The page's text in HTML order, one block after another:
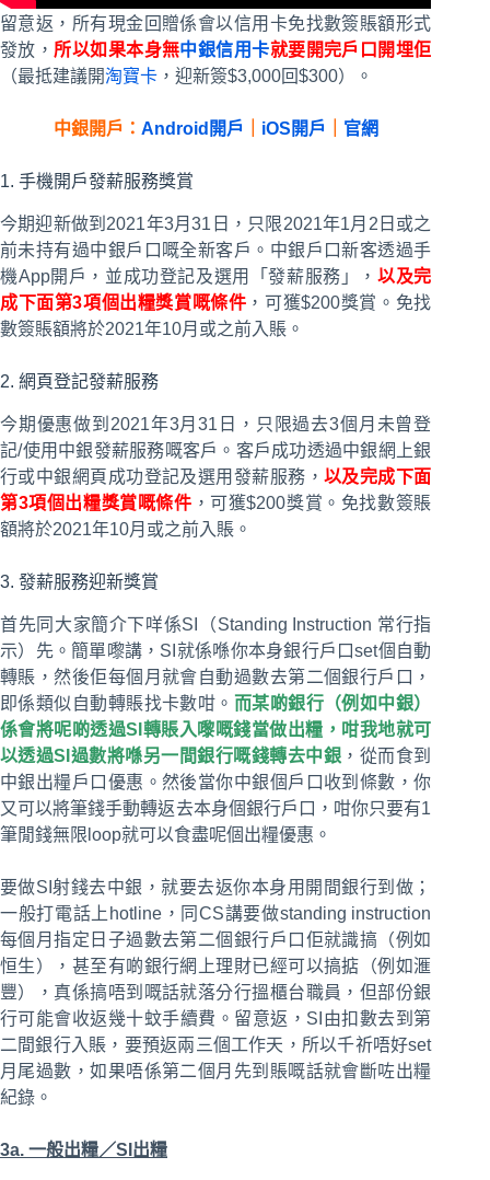
留意返，所有現金回贈係會以信用卡免找數簽賬額形式
發放， 所以如果本身無中銀信用卡就要開完戶口開埋佢
（最抵建議開淘寶卡 ，迎新簽$3,000回$300）。
中銀開戶： Android開戶 iOS開戶 官網
1. 手機開戶發薪服務獎賞
今期迎新做到2021年3月31日，只限2021年1月2日或之
前未持有過中銀戶口嘅全新客戶。中銀戶口新客透過手
機App開戶，並成功登記及選用「發薪服務」，以及完
成下面第3項個出糧獎賞嘅條件 ，可獲$200獎賞。免找
數簽賬額將於2021年10月或之前入賬。
2. 網頁登記發薪服務
今期優惠做到2021年3月31日，只限過去3個月未曾登
記/使用中銀發薪服務嘅客戶。客戶成功透過中銀網上銀
行或中銀網頁成功登記及選用發薪服務，以及完成下面
第3項個出糧獎賞嘅條件 ，可獲$200獎賞。免找數簽賬
額將於2021年10月或之前入賬。
3. 發薪服務迎新獎賞
首先同大家簡介下咩係SI（Standing Instruction 常行指
示）先。簡單嚟講，SI就係喺你本身銀行戶口set個自動
轉賬，然後佢每個月就會自動過數去第二個銀行戶口，
即係類似自動轉賬找卡數咁。 而某啲銀行（例如中銀）
係會將呢啲透過SI轉賬入嚟嘅錢當做出糧，咁我地就可
以透過SI過數將喺另一間銀行嘅錢轉去中銀 ，從而食到
中銀出糧戶口優惠。然後當你中銀個戶口收到條數，你
又可以將筆錢手動轉返去本身個銀行戶口，咁你只要有1
筆閒錢無限loop就可以食盡呢個出糧優惠。
要做SI射錢去中銀，就要去返你本身用開間銀行到做；
一般打電話上hotline，同CS講要做standing instruction
每個月指定日子過數去第二個銀行戶口佢就識搞（例如
恒生），甚至有啲銀行網上理財已經可以搞掂（例如滙
豐），真係搞唔到嘅話就落分行搵櫃台職員，但部份銀
行可能會收返幾十蚊手續費。留意返，SI由扣數去到第
二間銀行入賬，要預返兩三個工作天，所以千祈唔好set
月尾過數，如果唔係第二個月先到賬嘅話就會斷咗出糧
紀錄。
3a. 一般出糧／SI出糧